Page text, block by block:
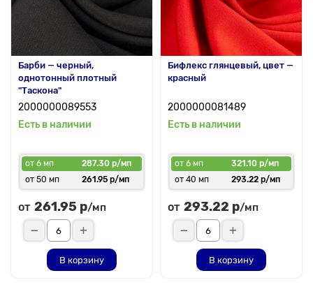
Барби — черный,
однотонный плотный
"Таскона"
2000000089553
Есть в наличии
от 6 мп
287.30 р/мп
от 50 мп
261.95 р/мп
от 261.95 р/мп
В корзину
Бифлекс глянцевый, цвет —
красный
2000000081489
Есть в наличии
от 6 мп
321.10 р/мп
от 40 мп
293.22 р/мп
от 293.22 р/мп
В корзину